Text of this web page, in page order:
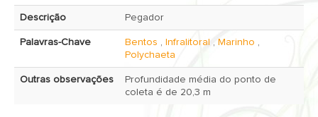
Estatísticas
Sobre o Sinbiota
Descrição Pegador
Palavras-Chave Bentos , Infralitoral , Marinho ,
Polychaeta
Outras observações
Profundidade média do ponto de
coleta é de 20,3 m